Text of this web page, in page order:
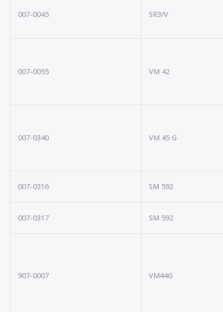
007-0045 SR3/V
007-0055 VM 42
007-0340 VM 45 G
007-0316 SM 592
007-0317 SM 592
907-0007 VM44G